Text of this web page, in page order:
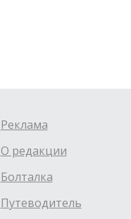
Реклама
О редакции
Болталка
Путеводитель